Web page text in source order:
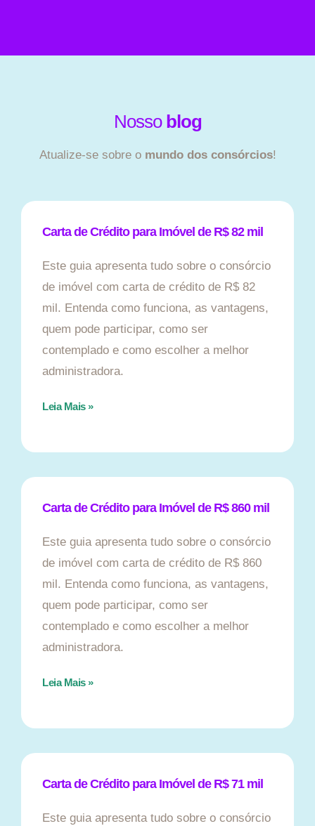
Nosso blog
Atualize-se sobre o mundo dos consórcios!
Carta de Crédito para Imóvel de R$ 82 mil
Este guia apresenta tudo sobre o consórcio
de imóvel com carta de crédito de R$ 82
mil. Entenda como funciona, as vantagens,
quem pode participar, como ser
contemplado e como escolher a melhor
administradora.
Leia Mais »
Carta de Crédito para Imóvel de R$ 860 mil
Este guia apresenta tudo sobre o consórcio
de imóvel com carta de crédito de R$ 860
mil. Entenda como funciona, as vantagens,
quem pode participar, como ser
contemplado e como escolher a melhor
administradora.
Leia Mais »
Carta de Crédito para Imóvel de R$ 71 mil
Este guia apresenta tudo sobre o consórcio